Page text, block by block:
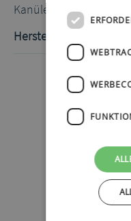
Kanüle besonders
Hersteller-